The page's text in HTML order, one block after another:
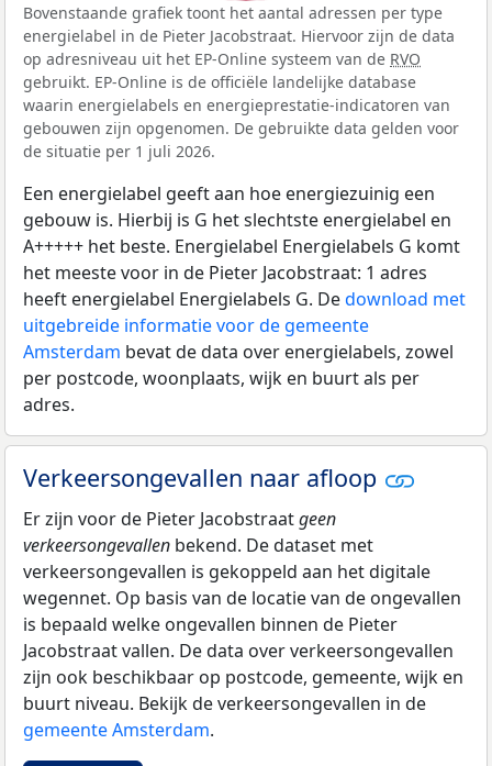
Bovenstaande grafiek toont het aantal adressen per type
energielabel in de Pieter Jacobstraat. Hiervoor zijn de data
op adresniveau uit het EP-Online systeem van de RVO
gebruikt. EP-Online is de officiële landelijke database
waarin energielabels en energieprestatie-indicatoren van
gebouwen zijn opgenomen. De gebruikte data gelden voor
de situatie per 1 juli 2026.
Een energielabel geeft aan hoe energiezuinig een
gebouw is. Hierbij is G het slechtste energielabel en
A+++++ het beste. Energielabel Energielabels G komt
het meeste voor in de Pieter Jacobstraat: 1 adres
heeft energielabel Energielabels G. Dedownload met
uitgebreide informatie voor de gemeente
Amsterdam bevat de data over energielabels, zowel
per postcode, woonplaats, wijk en buurt als per
adres.
Verkeersongevallen naar afloop
Er zijn voor de Pieter Jacobstraatgeen
verkeersongevallen bekend. De dataset met
verkeersongevallen is gekoppeld aan het digitale
wegennet. Op basis van de locatie van de ongevallen
is bepaald welke ongevallen binnen de Pieter
Jacobstraat vallen. De data over verkeersongevallen
zijn ook beschikbaar op postcode, gemeente, wijk en
buurt niveau. Bekijk de verkeersongevallen in de
gemeente Amsterdam.